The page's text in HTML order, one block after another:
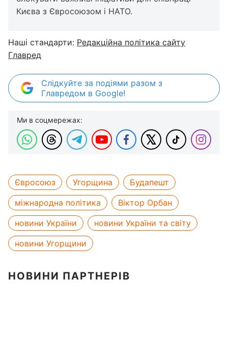
Києва з Євросоюзом і НАТО.
Наші стандарти: Редакційна політика сайту
Главред
Слідкуйте за подіями разом з
Главредом в Google!
Ми в соцмережах:
Євросоюз Угорщина
Будапешт
міжнародна політика
Віктор Орбан
новини України
новини України та світу
новини Угорщини
НОВИНИ ПАРТНЕРІВ